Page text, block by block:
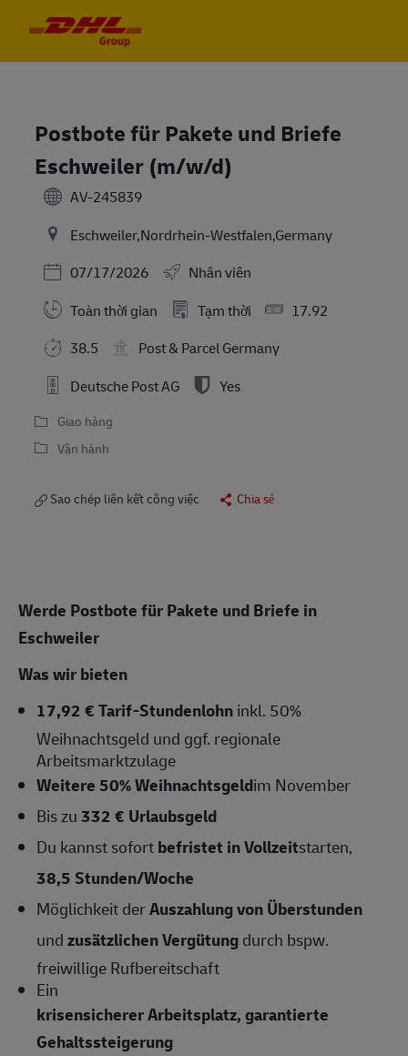
Postbote für Pakete und Briefe
Eschweiler (m/w/d)
AV-245839
Eschweiler,Nordrhein-Westfalen,Germany
Posted Date
07/17/2026
Nhân viên
Toàn thời gian
Tạm thời
17.92
38.5
Post & Parcel Germany
Deutsche Post AG
Yes
Giao hàng
Vận hành
Sao chép liên kết công việc Chia sẻ
Werde Postbote für Pakete und Briefe in
Eschweiler
Was wir bieten
17,92 € Tarif-Stundenlohninkl. 50%
Weihnachtsgeld und ggf. regionale
Arbeitsmarktzulage
Weitere 50% Weihnachtsgeldim November
Bis zu332 € Urlaubsgeld
Du kannst sofortbefristet in Vollzeitstarten,
38,5Stunden/Woche
Möglichkeit derAuszahlung von Überstunden
undzusätzlichen Vergütungdurch bspw.
freiwillige Rufbereitschaft
Ein
krisensicherer Arbeitsplatz, garantierte
Gehaltssteigerung